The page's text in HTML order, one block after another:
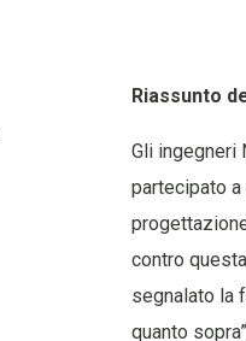
Riassunto
Gli ingegneri
partecipato
contro
segnalato la
quanto